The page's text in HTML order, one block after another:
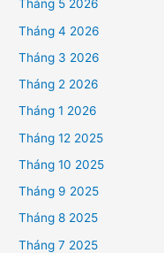
Tháng 5 2026
Tháng 4 2026
Tháng 3 2026
Tháng 2 2026
Tháng 1 2026
Tháng 12 2025
Tháng 10 2025
Tháng 9 2025
Tháng 8 2025
Tháng 7 2025